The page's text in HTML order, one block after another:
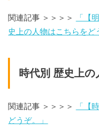
関連記事 ＞＞＞＞
「【
史上の人物はこちらをど
時代別 歴史上の
関連記事 ＞＞＞＞
「【
どうぞ。」